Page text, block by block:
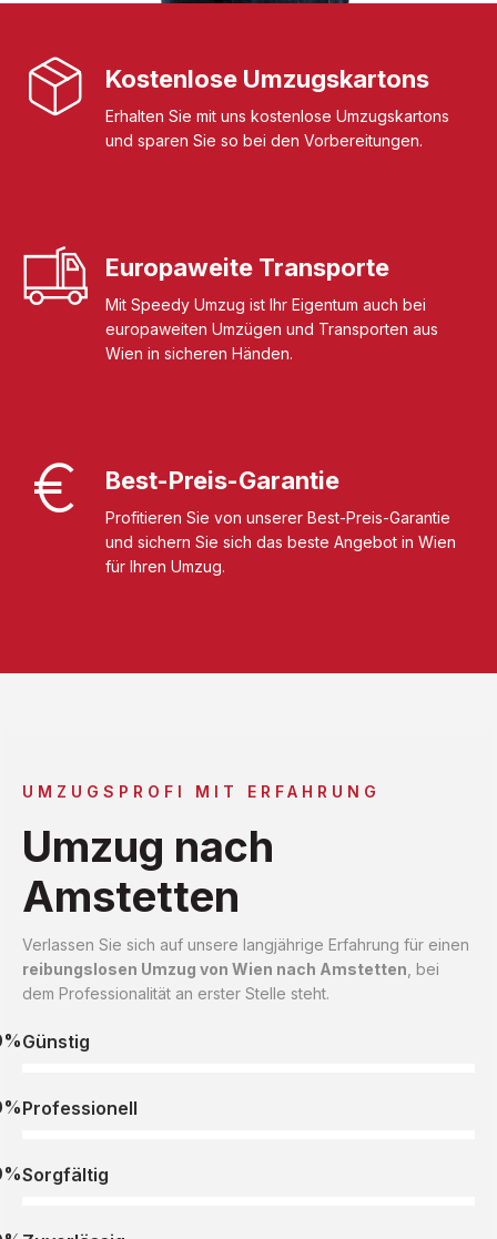
Kostenlose Umzugskartons
Erhalten Sie mit uns kostenlose Umzugskartons
und sparen Sie so bei den Vorbereitungen.
Europaweite Transporte
Mit Speedy Umzug ist Ihr Eigentum auch bei
europaweiten Umzügen und Transporten aus
Wien in sicheren Händen.
Best-Preis-Garantie
Profitieren Sie von unserer Best-Preis-Garantie
und sichern Sie sich das beste Angebot in Wien
für Ihren Umzug.
UMZUGSPROFI MIT ERFAHRUNG
Umzug nach
Amstetten
Verlassen Sie sich auf unsere langjährige Erfahrung für einen
reibungslosen Umzug von Wien nach Amstetten , bei
dem Professionalität an erster Stelle steht.
Günstig
Professionell
Sorgfältig